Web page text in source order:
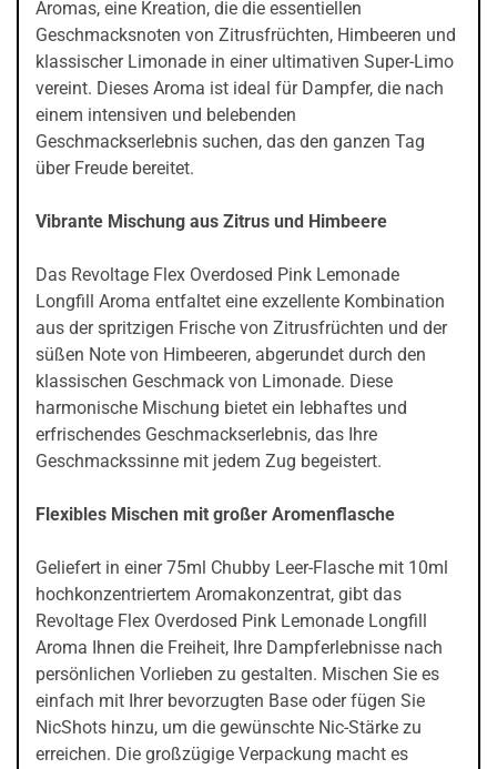
Aromas, eine Kreation, die die essentiellen
Geschmacksnoten von Zitrusfrüchten, Himbeeren und
klassischer Limonade in einer ultimativen Super-Limo
vereint. Dieses Aroma ist ideal für Dampfer, die nach
einem intensiven und belebenden
Geschmackserlebnis suchen, das den ganzen Tag
über Freude bereitet.
Vibrante Mischung aus Zitrus und Himbeere
Das Revoltage Flex Overdosed Pink Lemonade
Longfill Aroma entfaltet eine exzellente Kombination
aus der spritzigen Frische von Zitrusfrüchten und der
süßen Note von Himbeeren, abgerundet durch den
klassischen Geschmack von Limonade. Diese
harmonische Mischung bietet ein lebhaftes und
erfrischendes Geschmackserlebnis, das Ihre
Geschmackssinne mit jedem Zug begeistert.
Flexibles Mischen mit großer Aromenflasche
Geliefert in einer 75ml Chubby Leer-Flasche mit 10ml
hochkonzentriertem Aromakonzentrat, gibt das
Revoltage Flex Overdosed Pink Lemonade Longfill
Aroma Ihnen die Freiheit, Ihre Dampferlebnisse nach
persönlichen Vorlieben zu gestalten. Mischen Sie es
einfach mit Ihrer bevorzugten Base oder fügen Sie
NicShots hinzu, um die gewünschte Nic-Stärke zu
erreichen. Die großzügige Verpackung macht es